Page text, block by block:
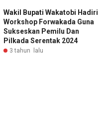
Wakil Bupati Wakatobi Hadiri
Workshop Forwakada Guna
Sukseskan Pemilu Dan
Pilkada Serentak 2024
3 tahun lalu